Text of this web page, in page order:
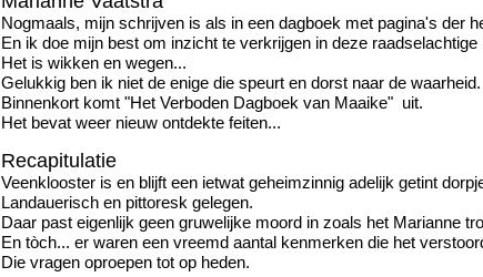
Nogmaals, mijn schrijven is als in een dagboek met pagina's der
En ik doe mijn best om inzicht te verkrijgen in deze raadselachtige
Het is wikken en wegen...
Gelukkig ben ik niet de enige die speurt en dorst naar de waarheid.
Binnenkort komt "Het Verboden Dagboek van Maaike" uit.
Het bevat weer nieuw ontdekte feiten...
Recapitulatie
Veenklooster is en blijft een ietwat geheimzinnig adelijk getint
Landauerisch en pittoresk gelegen.
Daar past eigenlijk geen gruwelijke moord in zoals het Marianne
En tòch... er waren een vreemd aantal kenmerken die het
Die vragen oproepen tot op heden.